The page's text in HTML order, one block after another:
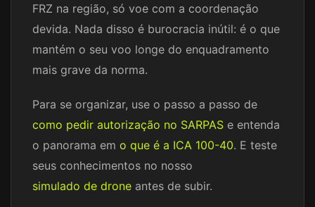
FRZ na região, só voe com a coordenação
devida. Nada disso é burocracia inútil: é o que
mantém o seu voo longe do enquadramento
mais grave da norma.
Para se organizar, use o passo a passo de
como pedir autorização no SARPAS e entenda
o panorama em o que é a ICA 100-40. E teste
seus conhecimentos no nosso
simulado de drone antes de subir.